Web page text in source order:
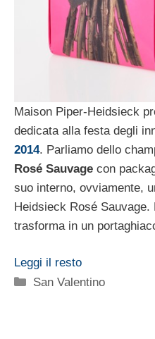
Maison Piper-Heidsieck
dedicata alla festa degli
2014. Parliamo dello
Rosé Sauvage con
suo interno, ovviamente,
Heidsieck Rosé
trasforma in un
Leggi il resto
Categorie
San Valentino